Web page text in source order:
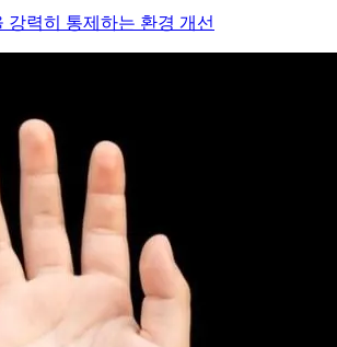
강력히 통제하는 환경 개선